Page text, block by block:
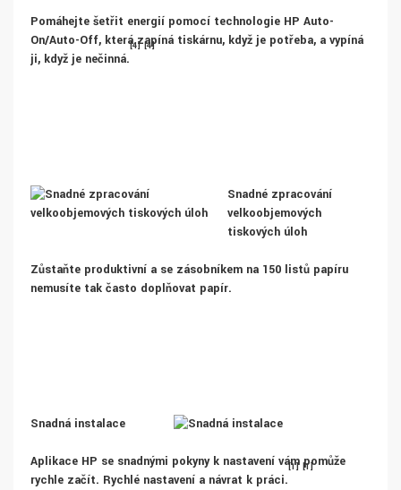
Pomáhejte šetřit energií pomocí technologie HP Auto-
On/Auto-Off, která zapíná tiskárnu, když je potřeba, a vypíná
ji, když je nečinná.
[4] [4]
Snadné zpracování
velkoobjemových
tiskových úloh
Zůstaňte produktivní a se zásobníkem na 150 listů papíru
nemusíte tak často doplňovat papír.
Snadná instalace
Aplikace HP se snadnými pokyny k nastavení vám pomůže
rychle začít. Rychlé nastavení a návrat k práci.
[1] [1]